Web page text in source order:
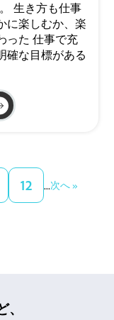
生き方も仕事
に楽しむか、楽
った 仕事で充
確な目標がある
12 ...次へ »